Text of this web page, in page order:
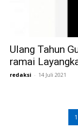
Ulang Tahun
ramai
redaksi - 14 Juli 2021
1